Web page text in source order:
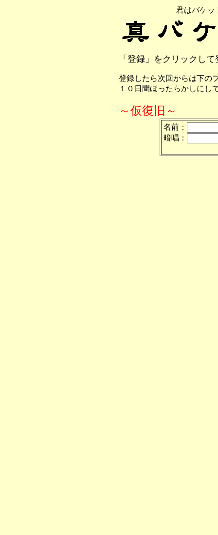
君はバケッ
「登録」をクリックし
登録したら次回からは下の
１０日間ほったらかしにし
～仮復旧～
名前：
暗唱：